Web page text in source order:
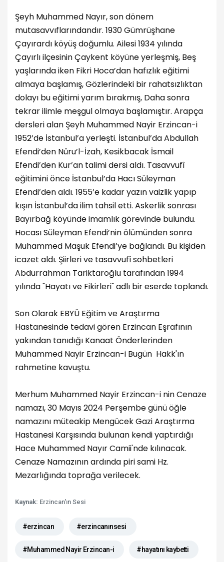
Şeyh Muhammed Nayır, son dönem
mutasavvıflarındandır. 1930 Gümrüşhane
Çayırardı köyüş doğumlu. Ailesi 1934 yılında
Çayırlı ilçesinin Çaykent köyüne yerleşmiş, Beş
yaşlarında iken Fikri Hoca’dan hafızlık eğitimi
almaya başlamış, Gözlerindeki bir rahatsızlıktan
dolayı bu eğitimi yarım bırakmış, Daha sonra
tekrar ilimle meşgul olmaya başlamıştır. Arapça
dersleri alan Şeyh Muhammed Nayir Erzincan-i
1952’de İstanbul’a yerleşti. İstanbul’da Abdullah
Efendi’den Nûru’l-İzah, Kesikbacak İsmail
Efendi’den Kur’an talimi dersi aldı. Tasavvufî
eğitimini önce İstanbul’da Hacı Süleyman
Efendi’den aldı. 1955’e kadar yazın vaizlik yapıp
kışın İstanbul’da ilim tahsil etti. Askerlik sonrası
Bayırbağ köyünde imamlık görevinde bulundu.
Hocası Süleyman Efendi’nin ölümünden sonra
Muhammed Maşuk Efendi’ye bağlandı. Bu kişiden
icazet aldı. Şiirleri ve tasavvufî sohbetleri
Abdurrahman Tariktaroğlu tarafından 1994
yılında "Hayatı ve Fikirleri" adlı bir eserde toplandı.
Son Olarak EBYÜ Eğitim ve Araştırma
Hastanesinde tedavi gören Erzincan Eşrafının
yakından tanıdığı Kanaat Önderlerinden
Muhammed Nayir Erzincan-i Bugün Hakk'ın
rahmetine kavuştu.
Merhum Muhammed Nayir Erzincan-i nin Cenaze
namazı, 30 Mayıs 2024 Perşembe günü öğle
namazını müteakip Mengücek Gazi Araştırma
Hastanesi Karşısında bulunan kendi yaptırdığı
Hace Muhammed Nayır Camii'nde kılınacak.
Cenaze Namazının ardında piri sami Hz.
Mezarlığında toprağa verilecek.
Kaynak: Erzincan'ın Sesi
#erzincan #erzincanınsesi
#Muhammed Nayir Erzincan-i #hayatını kaybetti